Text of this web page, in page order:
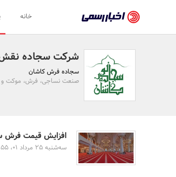
رسمی
اخبار
تایید
سازمان‌ها
و
روابط
خانه
شرکت سجاده
سجاده فرش کاشان
صنعت نساجی، فرش، موکت
افزایش قیمت فرش
سه‌شنبه 25 مرداد 01، 09:55 -